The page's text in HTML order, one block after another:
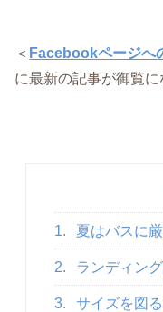
＜ Facebookページへ
に最新の記事が御覧に
1. 夏はバスに
2. ランディン
3. サイズを図